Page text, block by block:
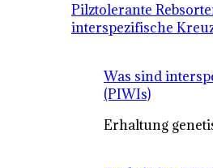
Pilztolerante
interspezifische
Was sind
(PIWIs)
Erhaltung